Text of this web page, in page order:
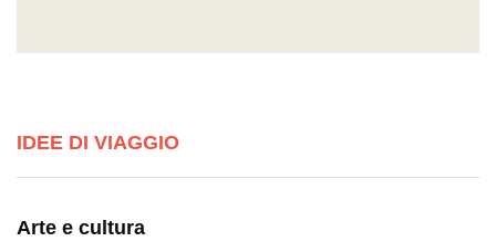
IDEE DI VIAGGIO
Arte e cultura